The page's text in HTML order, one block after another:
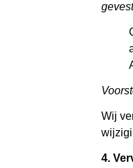
Wij
4.